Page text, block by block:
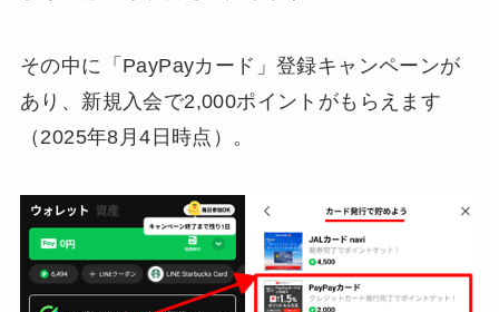
その中に「PayPayカード」登録キャンペーンが
あり、新規入会で2,000ポイントがもらえます
（2025年8月4日時点）。